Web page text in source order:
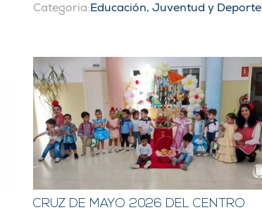
Categoria:Educación, Juventud y
CRUZ DE MAYO 2026 DEL CENTRO